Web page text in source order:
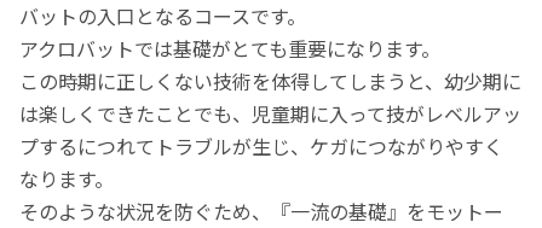
バットの入口となるコースです。
アクロバットでは基礎がとても重要になります。
この時期に正しくない技術を体得してしまうと、幼少期に
は楽しくできたことでも、児童期に入って技がレベルアッ
プするにつれてトラブルが生じ、ケガにつながりやすく
なります。
そのような状況を防ぐため、『一流の基礎』をモットー